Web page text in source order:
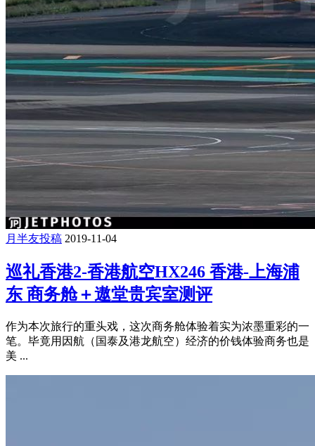
月半友投稿 2019-11-04
巡礼香港2-香港航空HX246 香港-上海浦
东 商务舱＋遨堂贵宾室测评
作为本次旅行的重头戏，这次商务舱体验着实为浓墨重彩的一
笔。毕竟用因航（国泰及港龙航空）经济的价钱体验商务也是
美 ...